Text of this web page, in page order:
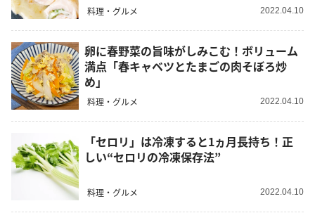
料理・グルメ 2022.04.10
卵に春野菜の旨味がしみこむ！ボリューム
満点「春キャベツとたまごの肉そぼろ炒
め」
料理・グルメ 2022.04.10
「セロリ」は冷凍すると1ヵ月長持ち！正
しい“セロリの冷凍保存法”
料理・グルメ 2022.04.10